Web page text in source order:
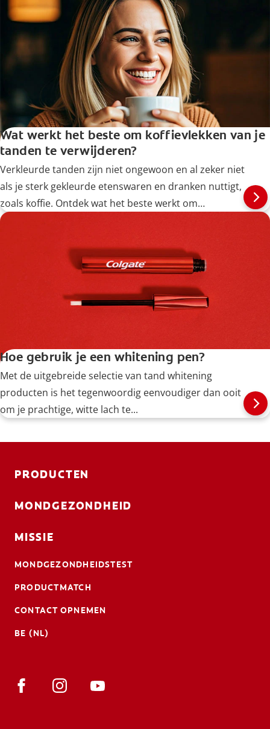
Wat werkt het beste om koffievlekken van je
tanden te verwijderen?
Verkleurde tanden zijn niet ongewoon en al zeker niet
als je sterk gekleurde etenswaren en dranken nuttigt,
zoals koffie. Ontdek wat het beste werkt om
koffievlekken van je tanden te verwijderen.
Hoe gebruik je een whitening pen?
Met de uitgebreide selectie van tand whitening
producten is het tegenwoordig eenvoudiger dan ooit
om je prachtige, witte lach te...
PRODUCTEN
MONDGEZONDHEID
MISSIE
MONDGEZONDHEIDSTEST
PRODUCTMATCH
CONTACT OPNEMEN
BE (NL)